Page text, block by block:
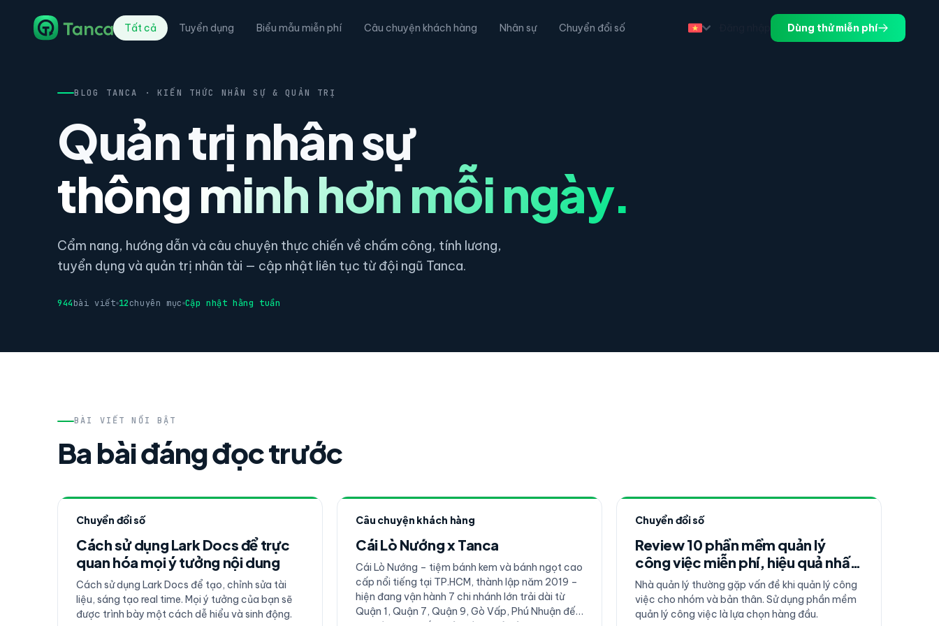
Tất cả Tuyển dụng Biểu mẫu miễn phí Câu chuyện khách hàng Nhân sự Chuyển đổi số Dùng thử miễn phí
BLOG TANCA · KIẾN THỨC NHÂN SỰ & QUẢN TRỊ
Quản trị nhân sự
thông minh hơn mỗi ngày.
Cẩm nang, hướng dẫn và câu chuyện thực chiến về chấm công, tính lương,
tuyển dụng và quản trị nhân tài — cập nhật liên tục từ đội ngũ Tanca.
944bài viết 12chuyên mục Cập nhật hằng tuần
BÀI VIẾT NỔI BẬT
Ba bài đáng đọc trước
Chuyển đổi số
Cách sử dụng Lark Docs để trực
quan hóa mọi ý tưởng nội dung
Cách sử dụng Lark Docs để tạo, chỉnh sửa tài
liệu, sáng tạo real time. Mọi ý tưởng của bạn sẽ
được trình bày một cách dễ hiểu và sinh động.
Câu chuyện khách hàng
Cái Lò Nướng x Tanca
Cái Lò Nướng – tiệm bánh kem và bánh ngọt cao
cấp nổi tiếng tại TP.HCM, thành lập năm 2019 –
hiện đang vận hành 7 chi nhánh lớn trải dài từ
Quận 1, Quận 7, Quận 9, Gò Vấp, Phú Nhuận đến
Chuyển đổi số
Review 10 phần mềm quản lý
công việc miễn phí, hiệu quả nhất
cho đội nhóm và cá nhân
Nhà quản lý thường gặp vấn đề khi quản lý công
việc cho nhóm và bản thân. Sử dụng phần mềm
quản lý công việc là lựa chọn hàng đầu.